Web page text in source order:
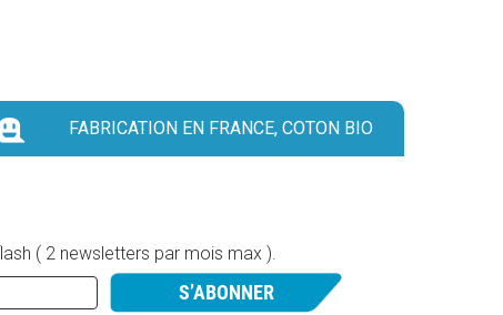
FABRICATION EN FRANCE, COTON BIO
( 2 newsletters par mois max ).
S’ABONNER